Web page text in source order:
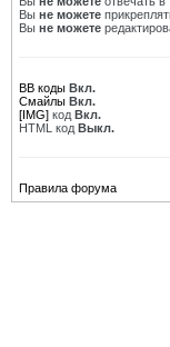
Вы не можете
Вы не можете
BB коды Вкл.
Смайлы Вкл.
[IMG] код Вкл.
HTML код Выкл.
Правила форума